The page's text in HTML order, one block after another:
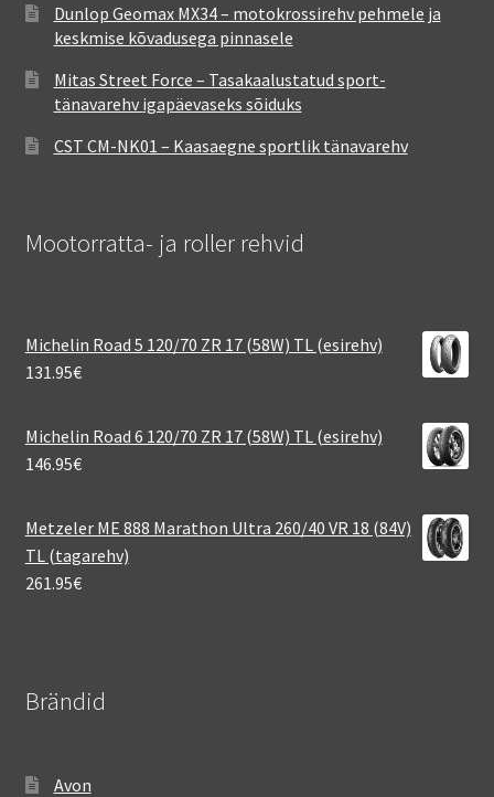
Dunlop Geomax MX34 – motokrossirehv pehmele ja
keskmise kõvadusega pinnasele
Mitas Street Force – Tasakaalustatud sport-
tänavarehv igapäevaseks sõiduks
CST CM-NK01 – Kaasaegne sportlik tänavarehv
Mootorratta- ja roller rehvid
Michelin Road 5 120/70 ZR 17 (58W) TL (esirehv)
131.95€
Michelin Road 6 120/70 ZR 17 (58W) TL (esirehv)
146.95€
Metzeler ME 888 Marathon Ultra 260/40 VR 18 (84V)
TL (tagarehv)
261.95€
Brändid
Avon